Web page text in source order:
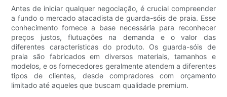
Antes de iniciar qualquer negociação, é crucial compreender
a fundo o mercado atacadista de guarda-sóis de praia. Esse
conhecimento fornece a base necessária para reconhecer
preços justos, flutuações na demanda e o valor das
diferentes características do produto. Os guarda-sóis de
praia são fabricados em diversos materiais, tamanhos e
modelos, e os fornecedores geralmente atendem a diferentes
tipos de clientes, desde compradores com orçamento
limitado até aqueles que buscam qualidade premium.